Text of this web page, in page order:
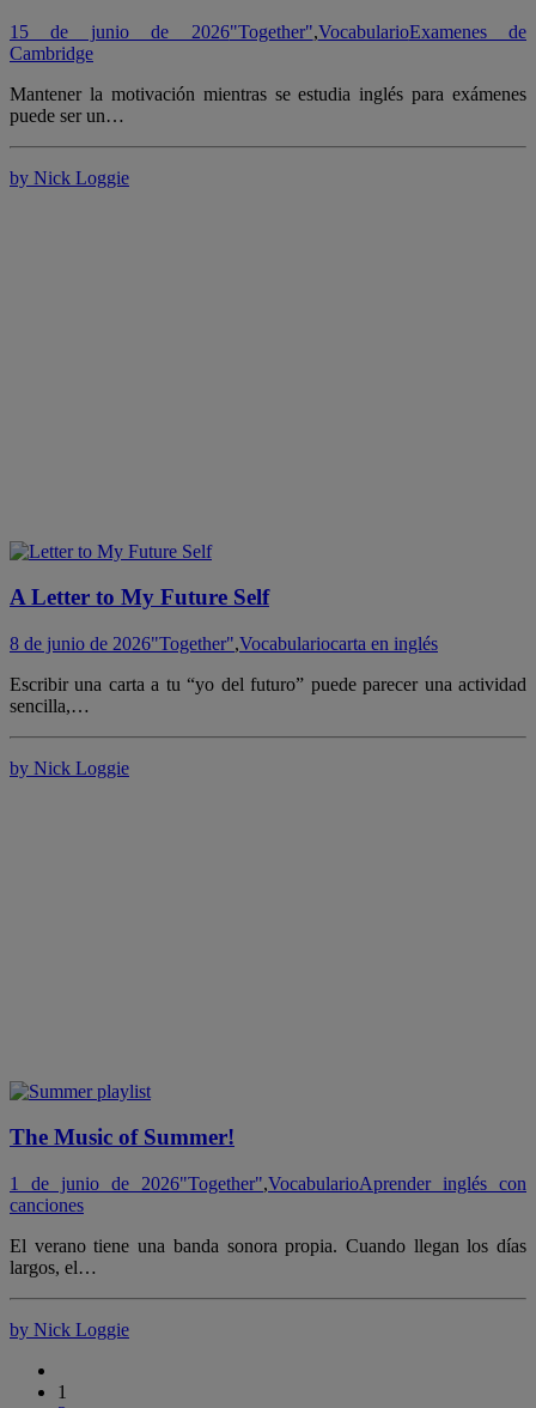
15 de junio de 2026"Together",VocabularioExamenes de
Cambridge
Mantener la motivación mientras se estudia inglés para exámenes
puede ser un…
by Nick Loggie
A Letter to My Future Self
8 de junio de 2026"Together",Vocabulariocarta en inglés
Escribir una carta a tu “yo del futuro” puede parecer una actividad
sencilla,…
by Nick Loggie
The Music of Summer!
1 de junio de 2026"Together",VocabularioAprender inglés con
canciones
El verano tiene una banda sonora propia. Cuando llegan los días
largos, el…
by Nick Loggie
1